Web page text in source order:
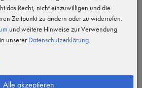
das Recht, nicht einzuwilligen und die
Zeitpunkt zu ändern oder zu widerrufen.
und weitere Hinweise zur Verwendung
unserer Daten­schutz­erklärung.
Alle akzeptieren